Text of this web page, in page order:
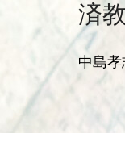
済
中島孝